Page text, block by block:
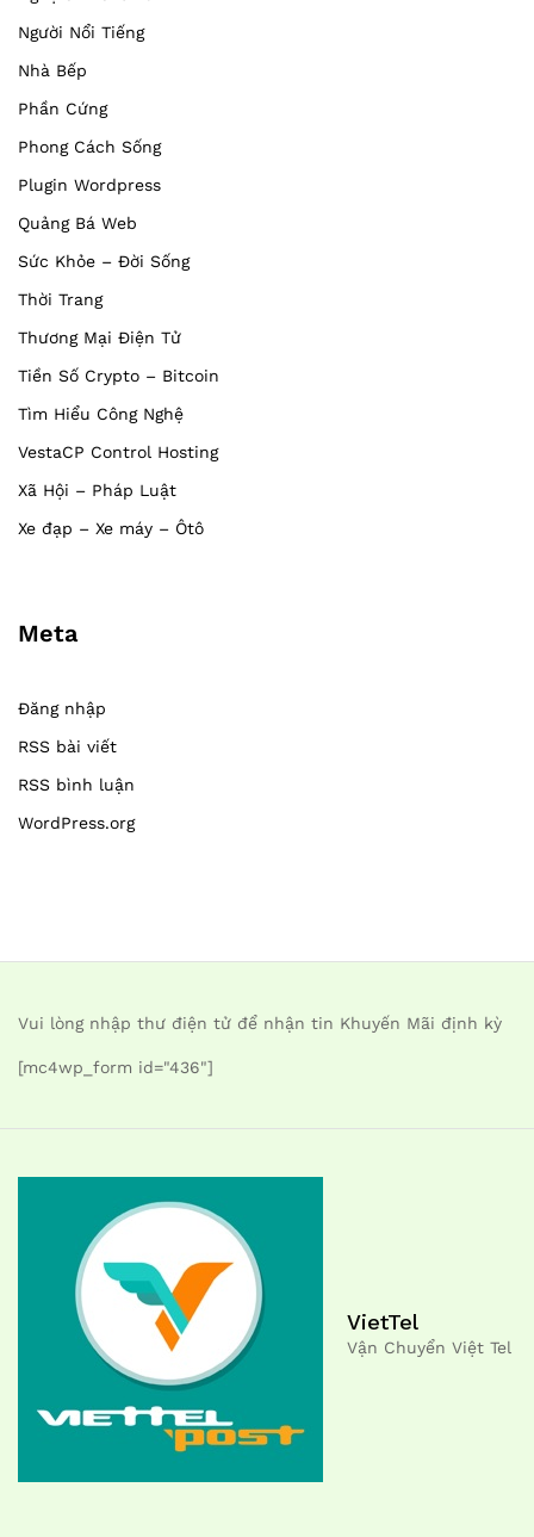
Người Nổi Tiếng
Nhà Bếp
Phần Cứng
Phong Cách Sống
Plugin Wordpress
Quảng Bá Web
Sức Khỏe – Đời Sống
Thời Trang
Thương Mại Điện Tử
Tiền Số Crypto – Bitcoin
Tìm Hiểu Công Nghệ
VestaCP Control Hosting
Xã Hội – Pháp Luật
Xe đạp – Xe máy – Ôtô
Meta
Đăng nhập
RSS bài viết
RSS bình luận
WordPress.org
Vui lòng nhập thư điện tử để nhận tin Khuyến Mãi định kỳ
[mc4wp_form id="436"]
VietTel
Vận Chuyển Việt Tel